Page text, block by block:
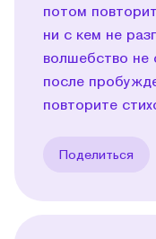
потом
ни с кем не
волшебство не
после
повторите
Поделиться